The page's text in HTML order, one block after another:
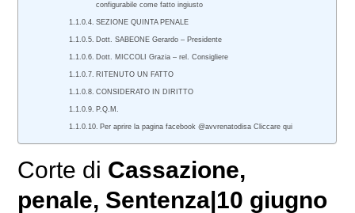
configurabile come fatto ingiusto
SEZIONE QUINTA PENALE
Dott. SABEONE Gerardo – Presidente
Dott. MICCOLI Grazia – rel. Consigliere
RITENUTO UN FATTO
CONSIDERATO IN DIRITTO
P.Q.M.
Per aprire la pagina facebook @avvrenatodisa Cliccare qui
Corte di Cassazione,
penale, Sentenza|10 giugno